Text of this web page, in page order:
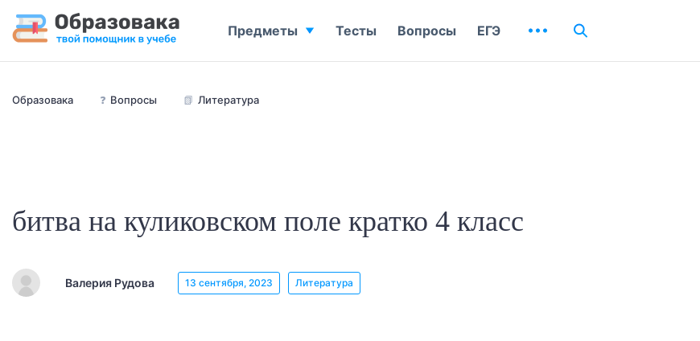
Образовака ❓ Вопросы 📗 Литература
битва на куликовском поле кратко 4 класс
Валерия Рудова 13 сентября, 2023 Литература
Предметы Тесты Вопросы ЕГЭ